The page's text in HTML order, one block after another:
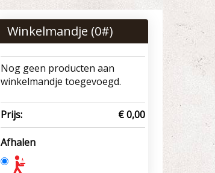
Winkelmandje (0#)
Nog geen producten aan
winkelmandje toegevoegd.
Prijs: € 0,00
Afhalen